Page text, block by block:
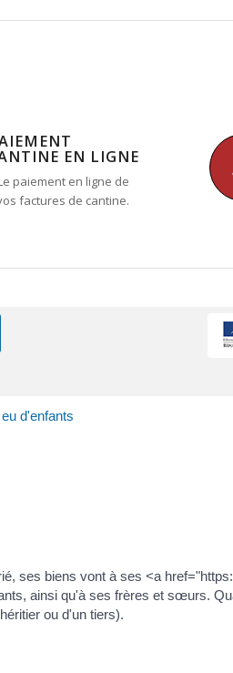
EN LIGNE
paiement en ligne de
factures de cantine.
d'enfants
ses biens vont à ses <a
ainsi qu'à ses frères et sœurs.
ou d'un tiers).